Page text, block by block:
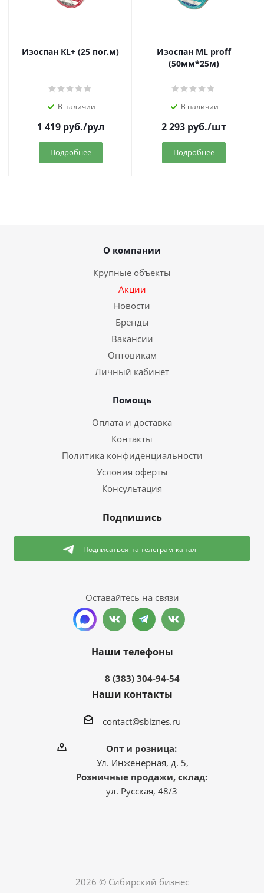
Изоспан KL+ (25 пог.м)
В наличии
1 419руб./рул
Подробнее
Изоспан ML proff
(50мм*25м)
В наличии
2 293руб./шт
Подробнее
О компании
Крупные объекты
Акции
Новости
Бренды
Вакансии
Оптовикам
Личный кабинет
Помощь
Оплата и доставка
Контакты
Политика конфиденциальности
Условия оферты
Консультация
Подпишись
Подписаться на телеграм-канал
Оставайтесь на связи
Наши телефоны
8 (383) 304-94-54
Наши контакты
contact@sbiznes.ru
Опт и розница:
Ул. Инженерная, д. 5,
Розничные продажи, склад:
ул. Русская, 48/3
2026 © Сибирский бизнес